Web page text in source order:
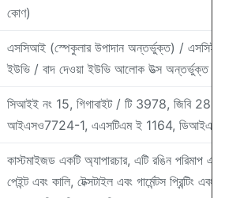
কোণ)
এসসিআই (স্পেকুলার উপাদান অন্তর্ভুক্ত) / এসসিই
ইউভি / বাদ দেওয়া ইউভি আলোক উত্স অন্তর্ভুক্ত
সিআইই নং 15, গিগাবাইট / টি 3978, জিবি
আইএসও7724-1, এএসটিএম ই 1164, ডিআইএন
কাস্টমাইজড একটি অ্যাপারচার, এটি রঙিন পরিমাপ এবং
পেইন্ট এবং কালি, টেক্সটাইল এবং গার্মেন্টস প্রিন্টিং এবং